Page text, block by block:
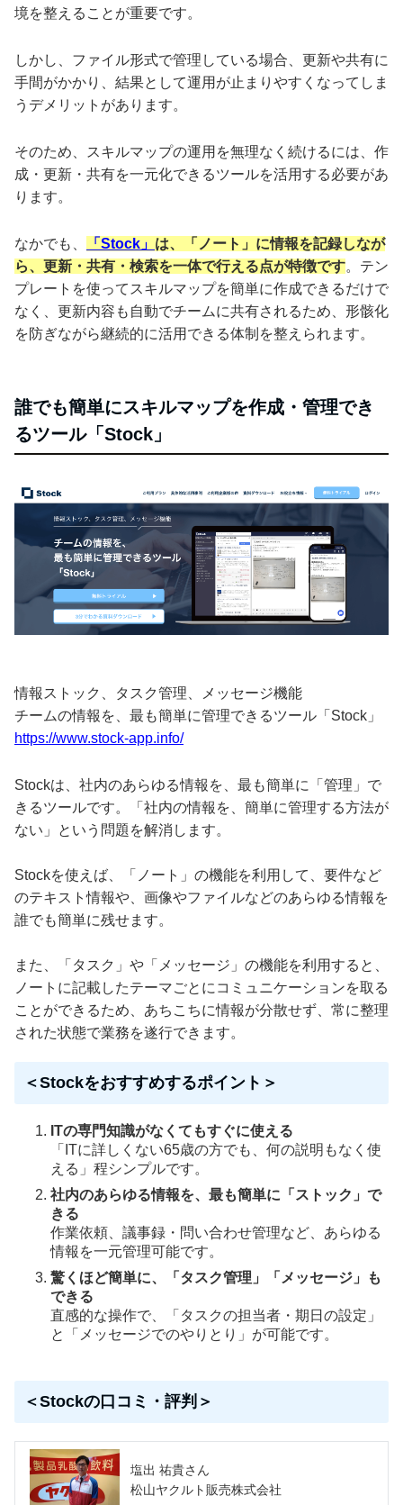
境を整えることが重要です。
しかし、ファイル形式で管理している場合、更新や共有に
手間がかかり、結果として運用が止まりやすくなってしま
うデメリットがあります。
そのため、スキルマップの運用を無理なく続けるには、作
成・更新・共有を一元化できるツールを活用する必要があ
ります。
なかでも、 「Stock」 は、「ノート」に情報を記録しなが
ら、更新・共有・検索を一体で行える点が特徴です。テン
プレートを使ってスキルマップを簡単に作成できるだけで
なく、更新内容も自動でチームに共有されるため、形骸化
を防ぎながら継続的に活用できる体制を整えられます。
誰でも簡単にスキルマップを作成・管理でき
るツール「Stock」
情報ストック、タスク管理、メッセージ機能
チームの情報を、最も簡単に管理できるツール「Stock」
https://www.stock-app.info/
Stockは、社内のあらゆる情報を、最も簡単に「管理」で
きるツールです。「社内の情報を、簡単に管理する方法が
ない」という問題を解消します。
Stockを使えば、「ノート」の機能を利用して、要件など
のテキスト情報や、画像やファイルなどのあらゆる情報を
誰でも簡単に残せます。
また、「タスク」や「メッセージ」の機能を利用すると、
ノートに記載したテーマごとにコミュニケーションを取る
ことができるため、あちこちに情報が分散せず、常に整理
された状態で業務を遂行できます。
＜Stockをおすすめするポイント＞
ITの専門知識がなくてもすぐに使える
「ITに詳しくない65歳の方でも、何の説明もなく使
える」程シンプルです。
社内のあらゆる情報を、最も簡単に「ストック」で
きる
作業依頼、議事録・問い合わせ管理など、あらゆる
情報を一元管理可能です。
驚くほど簡単に、「タスク管理」「メッセージ」も
できる
直感的な操作で、「タスクの担当者・期日の設定」
と「メッセージでのやりとり」が可能です。
＜Stockの口コミ・評判＞
塩出 祐貴さん
松山ヤクルト販売株式会社